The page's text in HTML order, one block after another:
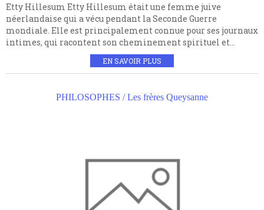
Etty Hillesum Etty Hillesum était une femme juive
néerlandaise qui a vécu pendant la Seconde Guerre
mondiale. Elle est principalement connue pour ses journaux
intimes, qui racontent son cheminement spirituel et...
EN SAVOIR PLUS
PHILOSOPHES / Les frères Queysanne